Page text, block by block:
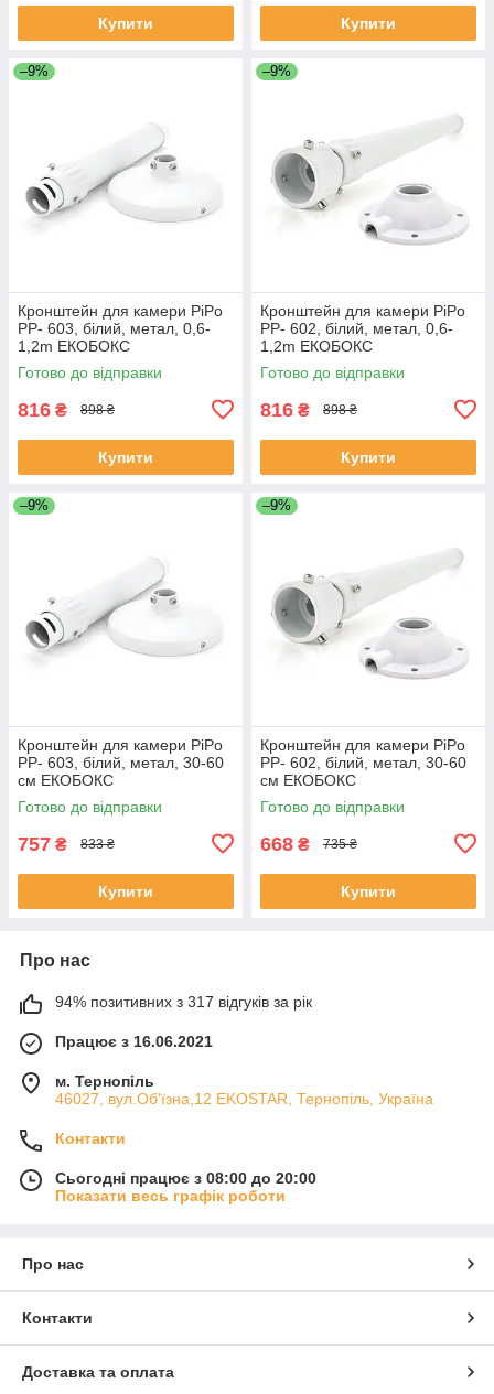
Купити Купити
–9%
Кронштейн для камери PiPo
PP- 603, білий, метал, 0,6-
1,2m ЕКОБОКС
Готово до відправки
816 ₴ 898 ₴
Купити
–9%
Кронштейн для камери PiPo
PP- 602, білий, метал, 0,6-
1,2m ЕКОБОКС
Готово до відправки
816 ₴ 898 ₴
Купити
–9%
Кронштейн для камери PiPo
PP- 603, білий, метал, 30-60
см ЕКОБОКС
Готово до відправки
757 ₴ 833 ₴
Купити
–9%
Кронштейн для камери PiPo
PP- 602, білий, метал, 30-60
см ЕКОБОКС
Готово до відправки
668 ₴ 735 ₴
Купити
Про нас
94% позитивних з 317 відгуків за рік
Працює з 16.06.2021
м. Тернопіль
46027, вул.Об'їзна,12 EKOSTAR, Тернопіль, Україна
Контакти
Сьогодні працює з 08:00 до 20:00
Показати весь графік роботи
Про нас
Контакти
Доставка та оплата